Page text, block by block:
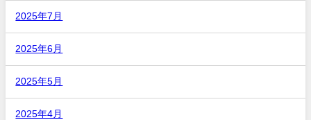
2025年7月
2025年6月
2025年5月
2025年4月